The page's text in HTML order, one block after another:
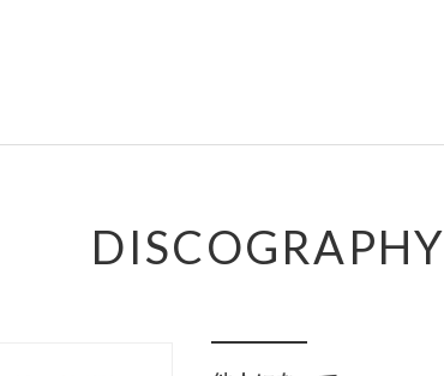
DISCOGRAPHY